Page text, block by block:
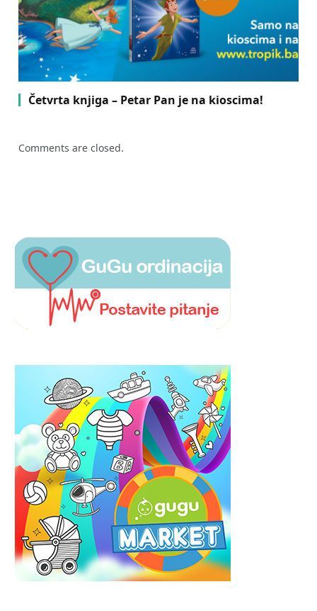
Četvrta knjiga – Petar Pan je na kioscima!
Comments are closed.